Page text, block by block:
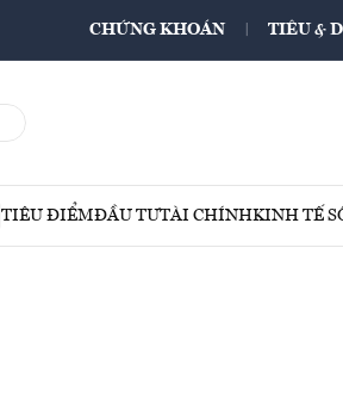
CHỨNG KHOÁN TIÊU &
TIÊU ĐIỂMĐẦU TƯTÀI CHÍNHKINH TẾ